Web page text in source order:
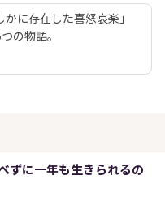
に存在した喜怒哀楽」
の物語。
ずに一年も生きられるの